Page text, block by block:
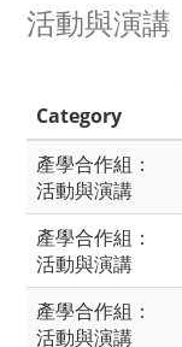
活動與演講
Category
產學合作組：
活動與演講
產學合作組：
活動與演講
產學合作組：
活動與演講